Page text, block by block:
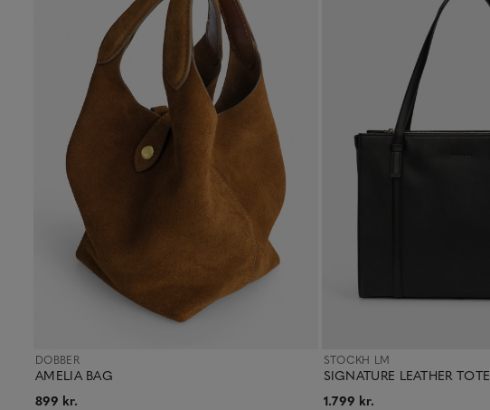
AMELIA BAG
DOBBER
899 kr.
SIGNATURE LEATHER TOTE
STOCKH LM
1.799 kr.